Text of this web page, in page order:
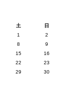
土
日
1
2
8
9
15
16
22
23
29
30